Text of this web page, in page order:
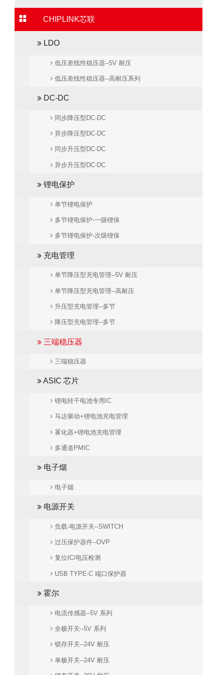
CHIPLINK芯联
LDO
低压差线性稳压器--5V 耐压
低压差线性稳压器--高耐压系列
DC-DC
同步降压型DC-DC
异步降压型DC-DC
同步升压型DC-DC
异步升压型DC-DC
锂电保护
单节锂电保护
多节锂电保护-一级锂保
多节锂电保护-次级锂保
充电管理
单节降压型充电管理--5V 耐压
单节降压型充电管理--高耐压
升压型充电管理--多节
降压型充电管理--多节
三端稳压器
三端稳压器
ASIC 芯片
锂电转干电池专用IC
马达驱动+锂电池充电管理
雾化器+锂电池充电管理
多通道PMIC
电子烟
电子烟
电源开关
负载-电源开关--SWITCH
过压保护器件--OVP
复位IC/电压检测
USB TYPE-C 端口保护器
霍尔
电流传感器--5V 系列
全极开关--5V 系列
锁存开关--24V 耐压
单极开关--24V 耐压